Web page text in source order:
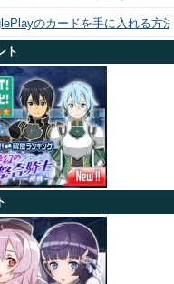
のカードを手に入れる方
ト